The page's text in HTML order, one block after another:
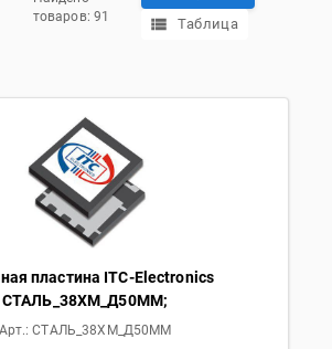
товаров: 91
Таблица
пластина ITC-Electronics
СТАЛЬ_38ХМ_Д50ММ;
Арт.:СТАЛЬ_38ХМ_Д50ММ